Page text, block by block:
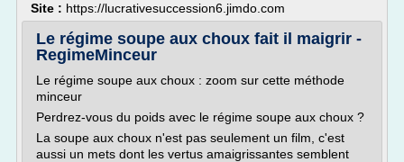
Site : https://lucrativesuccession6.jimdo.com
Le régime soupe aux choux fait il maigrir -
RegimeMinceur
Le régime soupe aux choux : zoom sur cette méthode
minceur
Perdrez-vous du poids avec le régime soupe aux choux ?
La soupe aux choux n'est pas seulement un film, c'est
aussi un mets dont les vertus amaigrissantes semblent